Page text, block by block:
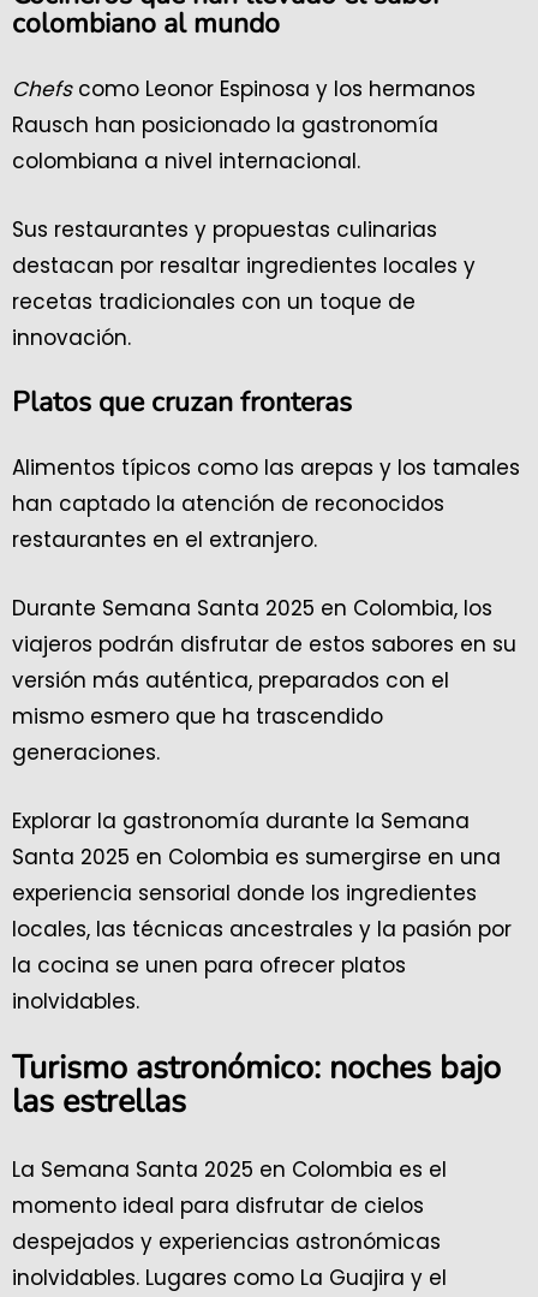
colombiano al mundo
Chefscomo Leonor Espinosa y los hermanos
Rausch han posicionado la gastronomía
colombiana a nivel internacional.
Sus restaurantes y propuestas culinarias
destacan por resaltar ingredientes locales y
recetas tradicionales con un toque de
innovación.
Platos que cruzan fronteras
Alimentos típicos como las arepas y los tamales
han captado la atención de reconocidos
restaurantes en el extranjero.
Durante Semana Santa 2025 en Colombia, los
viajeros podrán disfrutar de estos sabores en su
versión más auténtica, preparados con el
mismo esmero que ha trascendido
generaciones.
Explorar la gastronomía durante la Semana
Santa 2025 en Colombia es sumergirse en una
experiencia sensorial donde los ingredientes
locales, las técnicas ancestrales y la pasión por
la cocina se unen para ofrecer platos
inolvidables.
Turismo astronómico: noches bajo
las estrellas
La Semana Santa 2025 en Colombia es el
momento ideal para disfrutar de cielos
despejados y experiencias astronómicas
inolvidables. Lugares como La Guajira y el